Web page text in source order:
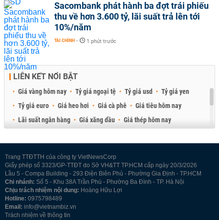
Sacombank phát hành ba đợt trái phiếu
thu về hơn 3.600 tỷ, lãi suất trả lên tới
10%/năm
TÀI CHÍNH - 1 phút trước
LIÊN KẾT NỔI BẬT
Giá vàng hôm nay Tỷ giá ngoại tệ Tỷ giá usd
Tỷ giá yen
Tỷ giá euro
Giá heo hơi Giá cà phê
Giá tiêu hôm nay
Lãi suất ngân hàng
Giá xăng dầu
Giá thép hôm nay
Trang TTĐTTH của công ty VietNewsCorp
Giấy phép số 3323/GP-TTĐT do Sở VH&TT TP.HCM cấp ngày 20/3/2026
Lầu 5 - Compa Building - 293 Điện Biên Phủ - Phường Gia Định - TP.HCM
Chi nhánh: Số 5 - Khu 38A Trần Phú - Phường Ba Đình - TP. Hà Nội
Chịu trách nhiệm nội dung: Hoàng Hữu Lợi
Hotline: 0975798489
Email: info@vietnambiz.vn
Trách nhiệm về thông tin